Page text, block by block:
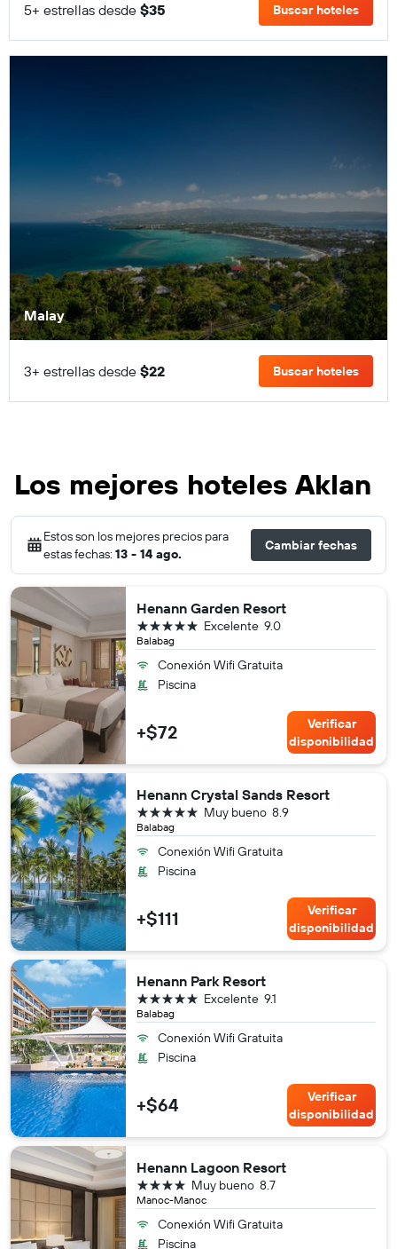
5+ estrellas desde $35 Buscar hoteles
Malay
3+ estrellas desde $22 Buscar hoteles
Los mejores hoteles Aklan
Estos son los mejores precios para
estas fechas: 13 - 14 ago.
Cambiar fechas
Henann Garden Resort
Balabag
9.0
Excelente
5 estrellas
Conexión Wifi Gratuita
Piscina
+$72
Verificar
disponibilidad
Henann Crystal Sands Resort
Balabag
8.9
Muy bueno
5 estrellas
Conexión Wifi Gratuita
Piscina
+$111
Verificar
disponibilidad
Henann Park Resort
Balabag
9.1
Excelente
5 estrellas
Conexión Wifi Gratuita
Piscina
+$64
Verificar
disponibilidad
Henann Lagoon Resort
Manoc-Manoc
8.7
Muy bueno
4 estrellas
Conexión Wifi Gratuita
Piscina